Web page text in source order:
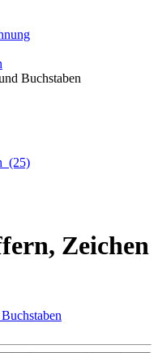
Buchstaben
(25)
Zeichen